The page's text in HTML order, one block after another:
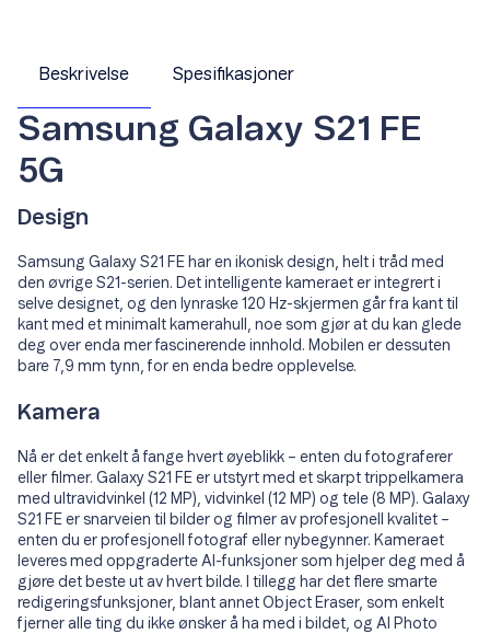
Beskrivelse Spesifikasjoner
Samsung Galaxy S21 FE
5G
Design
Samsung Galaxy S21 FE har en ikonisk design, helt i tråd med
den øvrige S21-serien. Det intelligente kameraet er integrert i
selve designet, og den lynraske 120 Hz-skjermen går fra kant til
kant med et minimalt kamerahull, noe som gjør at du kan glede
deg over enda mer fascinerende innhold. Mobilen er dessuten
bare 7,9 mm tynn, for en enda bedre opplevelse.
Kamera
Nå er det enkelt å fange hvert øyeblikk – enten du fotograferer
eller filmer. Galaxy S21 FE er utstyrt med et skarpt trippelkamera
med ultravidvinkel (12 MP), vidvinkel (12 MP) og tele (8 MP). Galaxy
S21 FE er snarveien til bilder og filmer av profesjonell kvalitet –
enten du er profesjonell fotograf eller nybegynner. Kameraet
leveres med oppgraderte AI-funksjoner som hjelper deg med å
gjøre det beste ut av hvert bilde. I tillegg har det flere smarte
redigeringsfunksjoner, blant annet Object Eraser, som enkelt
fjerner alle ting du ikke ønsker å ha med i bildet, og AI Photo